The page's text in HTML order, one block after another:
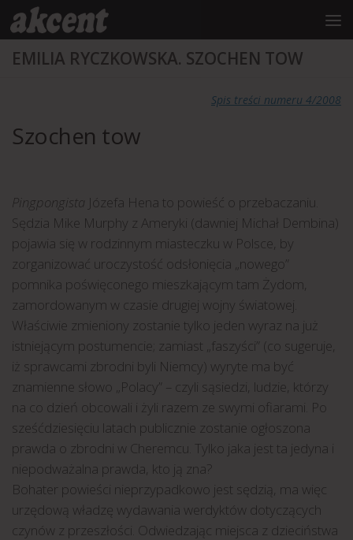
treści
Przejdź do treści
EMILIA RYCZKOWSKA. SZOCHEN TOW
Spis treści numeru 4/2008
Szochen tow
Pingpongista Józefa Hena to powieść o przebaczaniu.
Sędzia Mike Murphy z Ameryki (dawniej Michał Dembina)
pojawia się w rodzinnym miasteczku w Polsce, by
zorganizować uroczystość odsłonięcia „nowego”
pomnika poświęconego mieszkającym tam Żydom,
zamordowanym w czasie drugiej wojny światowej.
Właściwie zmieniony zostanie tylko jeden wyraz na już
istniejącym postumencie; zamiast „faszyści” (co sugeruje,
iż sprawcami zbrodni byli Niemcy) wyryte ma być
znamienne słowo „Polacy” – czyli sąsiedzi, ludzie, którzy
na co dzień obcowali i żyli razem ze swymi ofiarami. Po
sześćdziesięciu latach publicznie zostanie ogłoszona
prawda o zbrodni w Cheremcu. Tylko jaka jest ta jedyna i
niepodważalna prawda, kto ją zna?
Bohater powieści nieprzypadkowo jest sędzią, ma więc
urzędową władzę wydawania werdyktów dotyczących
czynów z przeszłości. Odwiedzając miejsca z dzieciństwa